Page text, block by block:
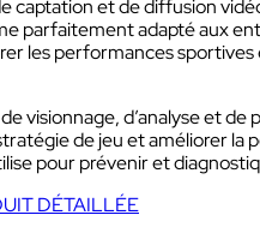
Sport
captation et de diffusion
parfaitement adapté aux
les performances sportives
visionnage, d’analyse et de
de jeu et améliorer la
pour prévenir et
DÉTAILLÉE